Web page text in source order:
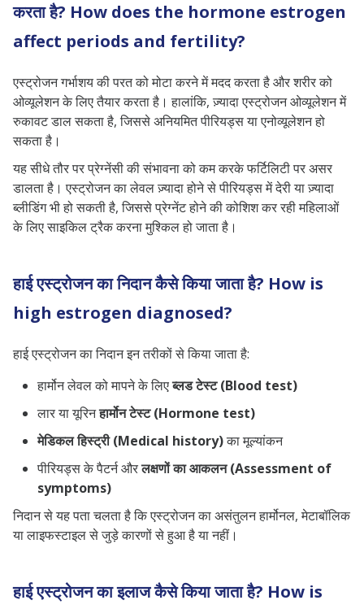
करता है? How does the hormone estrogen
affect periods and fertility?
एस्ट्रोजन गर्भाशय की परत को मोटा करने में मदद करता है और शरीर को
ओव्यूलेशन के लिए तैयार करता है। हालांकि, ज़्यादा एस्ट्रोजन ओव्यूलेशन में
रुकावट डाल सकता है, जिससे अनियमित पीरियड्स या एनोव्यूलेशन हो
सकता है।
यह सीधे तौर पर प्रेग्नेंसी की संभावना को कम करके फर्टिलिटी पर असर
डालता है। एस्ट्रोजन का लेवल ज़्यादा होने से पीरियड्स में देरी या ज़्यादा
ब्लीडिंग भी हो सकती है, जिससे प्रेग्नेंट होने की कोशिश कर रही महिलाओं
के लिए साइकिल ट्रैक करना मुश्किल हो जाता है।
हाई एस्ट्रोजन का निदान कैसे किया जाता है? How is
high estrogen diagnosed?
हाई एस्ट्रोजन का निदान इन तरीकों से किया जाता है:
हार्मोन लेवल को मापने के लिएब्लड टेस्ट (Blood test)
लार या यूरिनहार्मोन टेस्ट (Hormone test)
मेडिकल हिस्ट्री (Medical history)का मूल्यांकन
पीरियड्स के पैटर्न औरलक्षणों का आकलन (Assessment of
symptoms)
निदान से यह पता चलता है कि एस्ट्रोजन का असंतुलन हार्मोनल, मेटाबॉलिक
या लाइफस्टाइल से जुड़े कारणों से हुआ है या नहीं।
हाई एस्ट्रोजन का इलाज कैसे किया जाता है? How is